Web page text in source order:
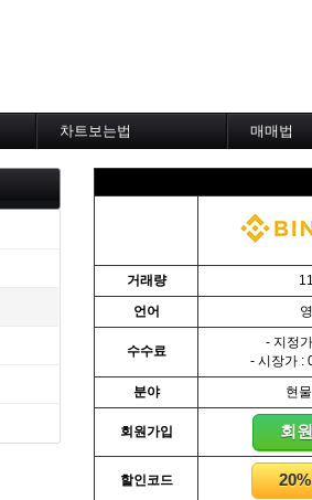
차트보는법
2. 비트맥스 차트설정
5. 빗썸 차트설정
6. 트레이딩뷰
7. 크립토워치
2. 봉차트
3. 호가창,거래창
5. 고점과 저점
매매법
3. 골든크
5. MACD
6. RSI 매
7. 볼린저
8. 피보나
9. 거래량
10. 사께
11. 엘리
12. 쌍바
13. 지지
14. 일목
15. DMI
거래량
언어
수수료
- 지정
- 시장가 :
분야
현물
회원가입 회
할인코드